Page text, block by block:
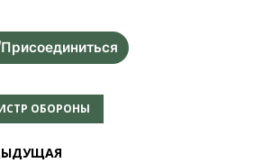
Присоединиться
ОБОРОНЫ